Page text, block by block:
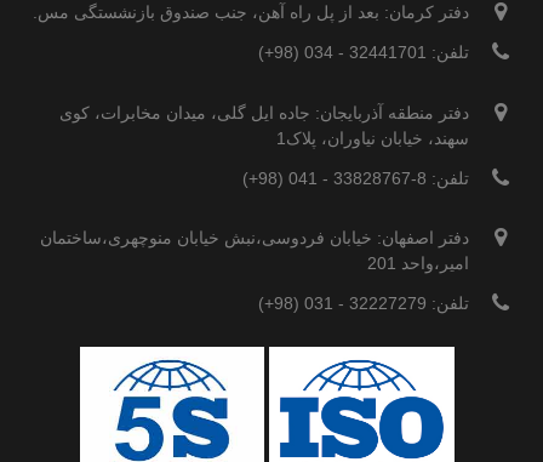
دفتر کرمان: بعد از پل راه آهن، جنب صندوق بازنشستگی مس.
تلفن: 32441701 - 034 (98+)
دفتر منطقه آذربایجان: جاده ایل گلی، میدان مخابرات، کوی
سهند، خیابان نیاوران، پلاک1
تلفن: 8-33828767 - 041 (98+)
دفتر اصفهان: خیابان فردوسی،نبش خیابان منوچهری،ساختمان
امیر،واحد 201
تلفن: 32227279 - 031 (98+)